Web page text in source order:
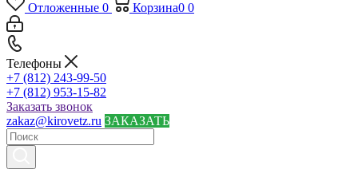
Отложенные 0 Корзина0 0
Телефоны
+7 (812) 243-99-50
+7 (812) 953-15-82
Заказать звонок
zakaz@kirovetz.ru ЗАКАЗАТЬ